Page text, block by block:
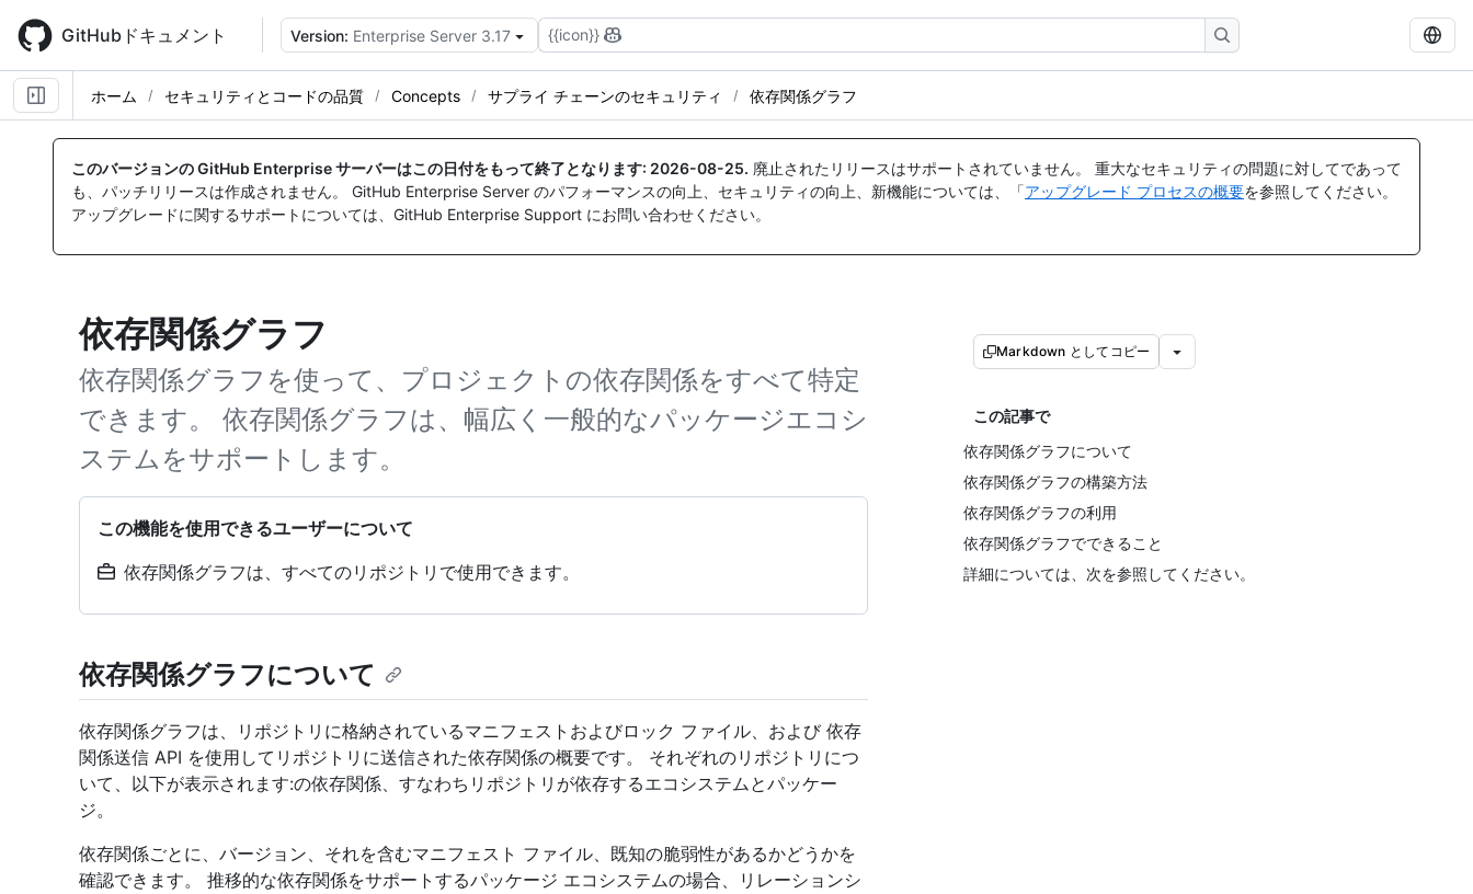
main
content
GitHubドキュメント Version: Enterprise Server 3.17 {{icon}}
ホーム セキュリティとコードの品質 Concepts サプライ チェーンのセキュリティ 依存関係グラフ
このバージョンの GitHub Enterprise サーバーはこの日付をもって終了となります: 2026-08-25. 廃止されたリリースはサポートされていません。 重大なセキュリティの問題に対してであって
も、パッチリリースは作成されません。 GitHub Enterprise Server のパフォーマンスの向上、セキュリティの向上、新機能については、「アップグレード プロセスの概要を参照してください。
アップグレードに関するサポートについては、GitHub Enterprise Support にお問い合わせください。
依存関係グラフ
依存関係グラフを使って、プロジェクトの依存関係をすべて特定
できます。 依存関係グラフは、幅広く一般的なパッケージエコシ
ステムをサポートします。
この機能を使用できるユーザーについて
依存関係グラフは、すべてのリポジトリで使用できます。
Markdown としてコピー
この記事で
依存関係グラフについて
依存関係グラフの構築方法
依存関係グラフの利用
依存関係グラフでできること
詳細については、次を参照してください。
依存関係グラフについて
依存関係グラフは、リポジトリに格納されているマニフェストおよびロック ファイル、および 依存
関係送信 API を使用してリポジトリに送信された依存関係の概要です。 それぞれのリポジトリにつ
いて、以下が表示されます:の依存関係、すなわちリポジトリが依存するエコシステムとパッケー
ジ。
依存関係ごとに、バージョン、それを含むマニフェスト ファイル、既知の脆弱性があるかどうかを
確認できます。 推移的な依存関係をサポートするパッケージ エコシステムの場合、リレーションシ